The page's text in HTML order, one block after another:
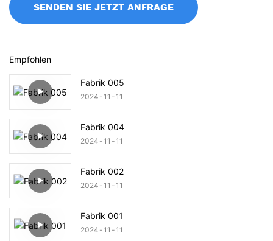
SENDEN SIE JETZT ANFRAGE
Empfohlen
Fabrik 005
2024 11 11
Fabrik 004
2024 11 11
Fabrik 002
2024 11 11
Fabrik 001
2024 11 11